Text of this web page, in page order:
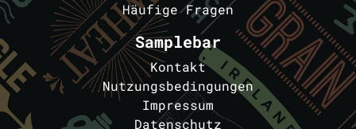
Häufige Fragen
Samplebar
Kontakt
Nutzungsbedingungen
Impressum
Datenschutz